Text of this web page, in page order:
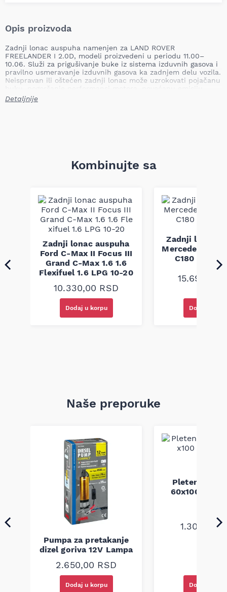
Opis proizvoda
Zadnji lonac auspuha namenjen za LAND ROVER
FREELANDER I 2.0D, modeli proizvedeni u periodu 11.00–
10.06. Služi za prigušivanje buke iz sistema izduvnih gasova i
pravilno usmeravanje izduvnih gasova ka zadnjem delu vozila.
Neispravan ili oštećen zadnji lonac može uzrokovati pojačanu
buku, pogoršanje performansi motora, povećanu emisiju
štetnih gasova i mogućnost oštećenja ostalih delova izduvnog
sistema.
Lonac je konstruisan da zameni fabričku komponentu u
zadnjem delu sistema izduva, održavajući prigušavanje i
fabričkim standardima.
Napomena: kompatibilnost obavezno proveriti po broju šasije
Detaljnije
Kombinujte sa
Zadnji lonac auspuha
Ford C-Max II Focus III
Grand C-Max 1.6 1.6
Flexifuel 1.6 LPG 10-20
10.330,00 RSD
Dodaj u korpu
Zadnji lonac
Mercedes C
C180 C200
15.690,00
Dodaj u
Naše preporuke
Pumpa za pretakanje
dizel goriva 12V Lampa
2.650,00 RSD
Dodaj u korpu
Pletenica
60x100
1.300,00
Dodaj u